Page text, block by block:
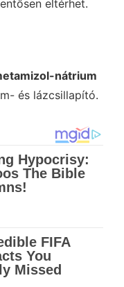
eltérhet.
nátrium
és lázcsillapító.